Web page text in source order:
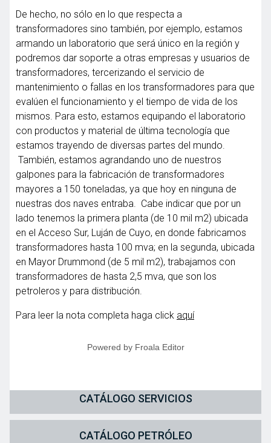
De hecho, no sólo en lo que respecta a
transformadores sino también, por ejemplo, estamos
armando un laboratorio que será único en la región y
podremos dar soporte a otras empresas y usuarios de
transformadores, tercerizando el servicio de
mantenimiento o fallas en los transformadores para que
evalúen el funcionamiento y el tiempo de vida de los
mismos. Para esto, estamos equipando el laboratorio
con productos y material de última tecnología que
estamos trayendo de diversas partes del mundo.
También, estamos agrandando uno de nuestros
galpones para la fabricación de transformadores
mayores a 150 toneladas, ya que hoy en ninguna de
nuestras dos naves entraba. Cabe indicar que por un
lado tenemos la primera planta (de 10 mil m2) ubicada
en el Acceso Sur, Luján de Cuyo, en donde fabricamos
transformadores hasta 100 mva; en la segunda, ubicada
en Mayor Drummond (de 5 mil m2), trabajamos con
transformadores de hasta 2,5 mva, que son los
petroleros y para distribución.
Para leer la nota completa haga click aquí
Powered by Froala Editor
CATÁLOGO SERVICIOS
CATÁLOGO PETRÓLEO